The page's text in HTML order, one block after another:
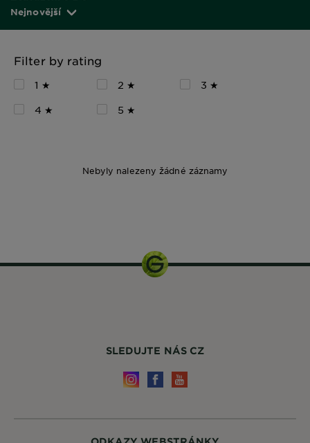
Nejnovější
Filter by rating
1 ★ 2 ★
3 ★
4 ★
5 ★
Nebyly nalezeny žádné záznamy
SLEDUJTE NÁS CZ